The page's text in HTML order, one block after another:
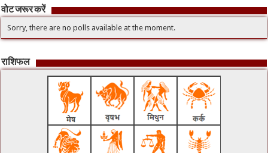
वोट जरूर करें
Sorry, there are no polls available at the moment.
राशिफल